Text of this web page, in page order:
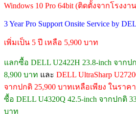
Windows 10 Pro 64bit (ติดตั้งจากโรงงา
3 Year Pro Support Onsite Service by
เพิ่มเป็น 5 ปี เหลือ 5,900 บาท
แลกซื้อ DELL U2422H 23.8-inch จากป
8,900 บาท และ DELL UltraSharp
จากปกติ 25,900 บาทเหลือเพียง ในราค
ซื้อ DELL U4320Q 42.5-inch จากปกติ
บาท